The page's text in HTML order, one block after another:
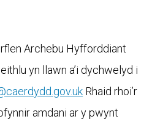
Archebu Hyfforddiant
yn llawn a’i dychwelyd i
Rhaid rhoi’r
amdani ar y pwynt